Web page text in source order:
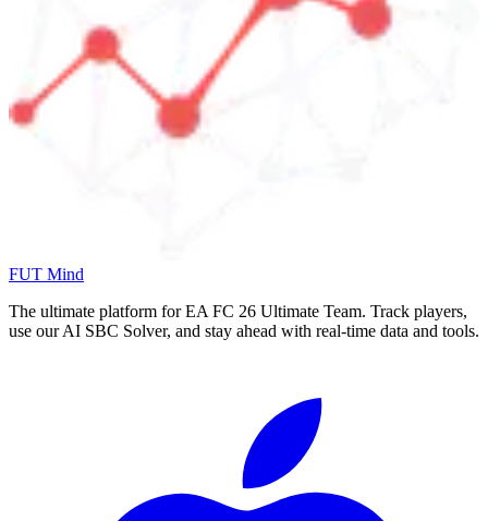
FUT Mind
The ultimate platform for EA FC 26 Ultimate Team. Track players,
use our AI SBC Solver, and stay ahead with real-time data and tools.